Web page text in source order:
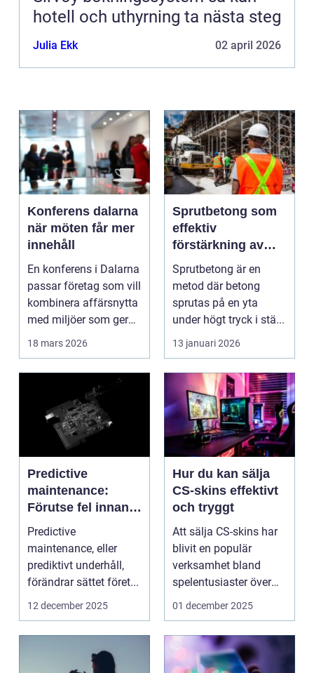
hotell och uthyrning ta nästa steg
Julia Ekk 02 april 2026
Konferens dalarna
när möten får mer
innehåll
En konferens i Dalarna
passar företag som vill
kombinera affärsnytta
med miljöer som ger
lugn, fokus...
18 mars 2026
Sprutbetong som
effektiv
förstärkning av
berg och betong
Sprutbetong är en
metod där betong
sprutas på en yta
under högt tryck i stä...
13 januari 2026
Predictive
maintenance:
Förutse fel innan
de uppstår med
hjälp av sensorer
Predictive
maintenance, eller
prediktivt underhåll,
förändrar sättet föret...
12 december 2025
Hur du kan sälja
CS-skins effektivt
och tryggt
Att sälja CS-skins har
blivit en populär
verksamhet bland
spelentusiaster över
hela v...
01 december 2025